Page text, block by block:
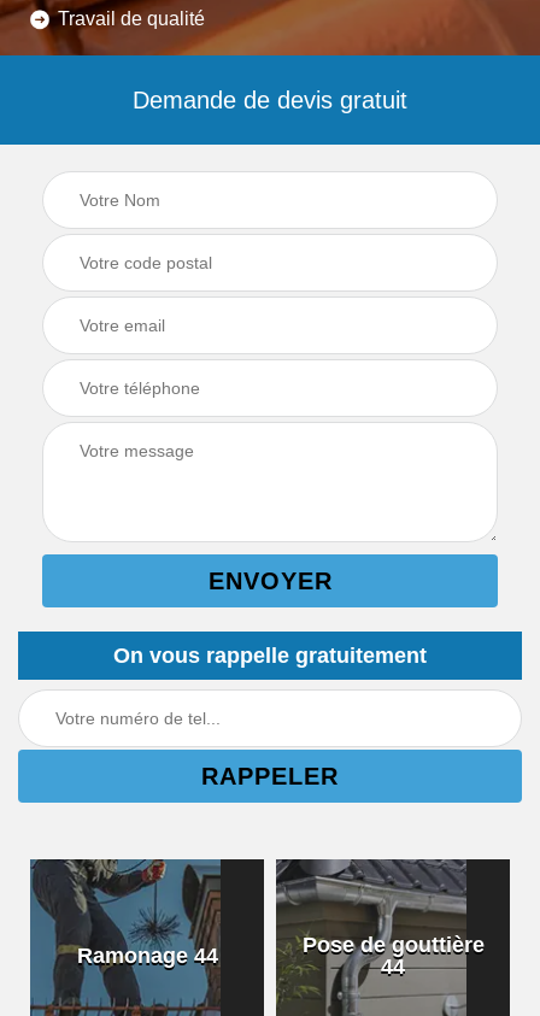
Travail de qualité
Demande de devis gratuit
On vous rappelle gratuitement
Ramonage 44
Pose de gouttière
44